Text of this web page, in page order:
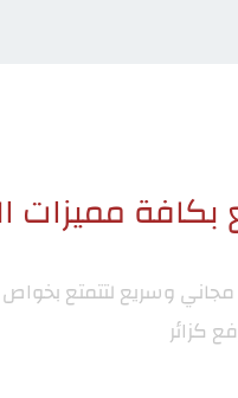
مميزات
وسريع لتتمتع
كزائر